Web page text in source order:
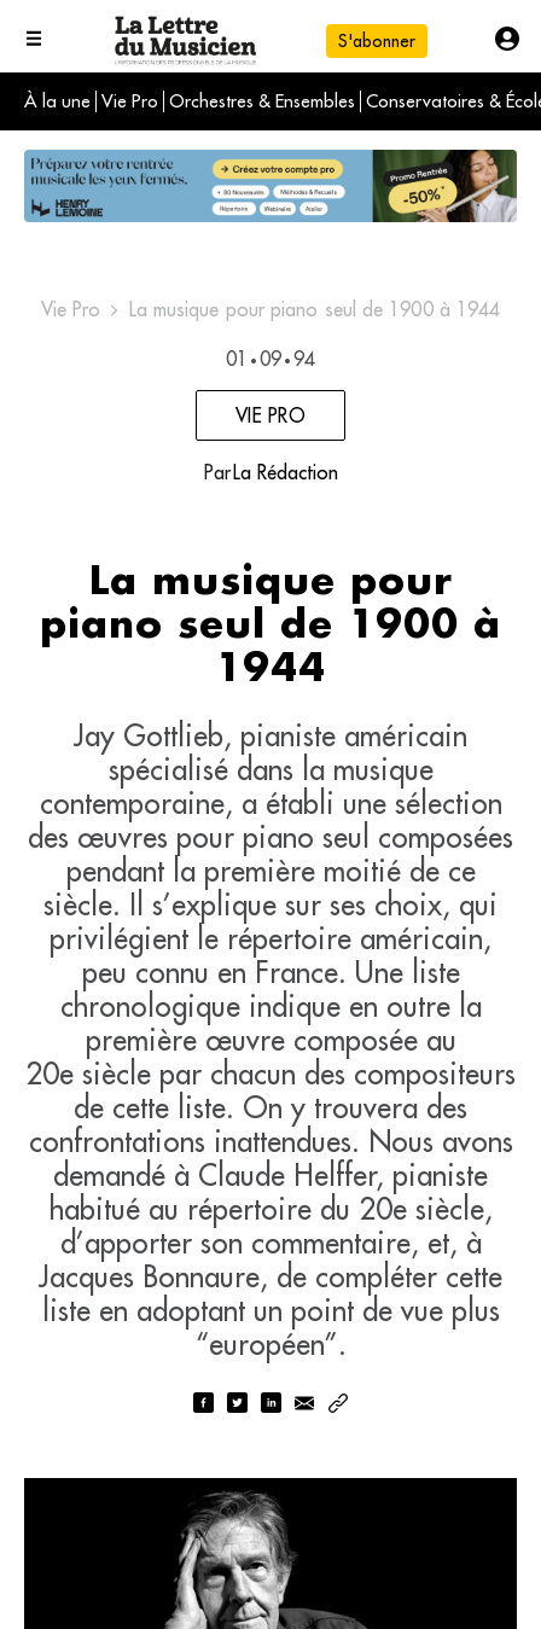
S'abonner
À la une Vie Pro Orchestres & Ensembles Conservatoires &
L'info du jour
Le numéro du mois
International
Vie Pro La musique pour piano seul de 1900 à 1944
01 • 09 • 94
VIE PRO
Par La Rédaction
La musique pour
piano seul de 1900 à
1944
Jay Gottlieb, pianiste américain
spécialisé dans la musique
contemporaine, a établi une sélection
des œuvres pour piano seul composées
pendant la première moitié de ce
siècle. Il s’explique sur ses choix, qui
privilégient le répertoire américain,
peu connu en France. Une liste
chronologique indique en outre la
première œuvre composée au
20e siècle par chacun des compositeurs
de cette liste. On y trouvera des
confrontations inattendues. Nous avons
demandé à Claude Helffer, pianiste
habitué au répertoire du 20e siècle,
d’apporter son commentaire, et, à
Jacques Bonnaure, de compléter cette
liste en adoptant un point de vue plus
“européen”.